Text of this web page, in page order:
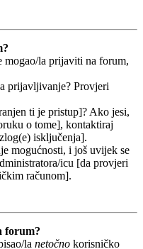
mogao/la prijaviti na forum,
prijavljivanje? Provjeri
ti je pristup]? Ako jesi,
o tome], kontaktiraj
isključenja].
mogućnosti, i još uvijek se
icu [da provjeri
računom].
forum?
la netočno korisničko